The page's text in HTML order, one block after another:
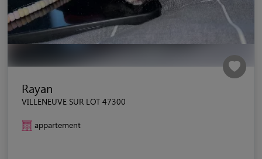
Rayan
VILLENEUVE SUR LOT 47300
appartement